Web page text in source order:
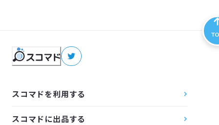
スコマドを利用する
スコマドに出品する